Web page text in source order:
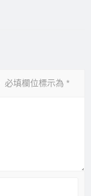
必填欄位標示為 *